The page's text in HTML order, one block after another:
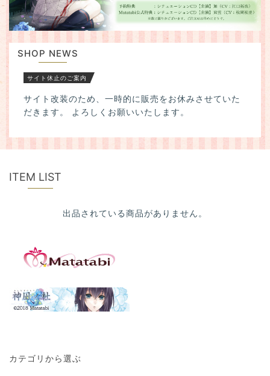
a
t
i
o
SHOP NEWS
サイト休止のご案内
サイト改装のため、一時的に販売をお休みさせていた
だきます。 よろしくお願いいたします。
ITEM LIST
出品されている商品がありません。
カテゴリから選ぶ